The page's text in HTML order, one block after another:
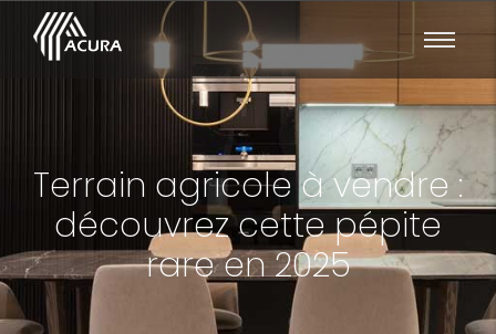
Terrain agricole à vendre :
découvrez cette pépite
rare en 2025